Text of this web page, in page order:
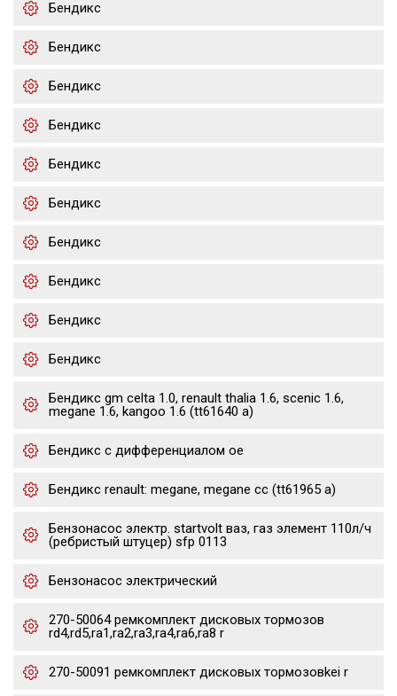
Бендикс
Бендикс
Бендикс
Бендикс
Бендикс
Бендикс
Бендикс
Бендикс
Бендикс
Бендикс
Бендикс gm celta 1.0, renault thalia 1.6, scenic 1.6,
megane 1.6, kangoo 1.6 (tt61640 a)
Бендикс с дифференциалом oe
Бендикс renault: megane, megane cc (tt61965 a)
Бензонасос электр. startvolt ваз, газ элемент 110л/ч
(ребристый штуцер) sfp 0113
Бензонасос электрический
270-50064 ремкомплект дисковых тормозов
rd4,rd5,ra1,ra2,ra3,ra4,ra6,ra8 r
270-50091 ремкомплект дисковых тормозовkei r